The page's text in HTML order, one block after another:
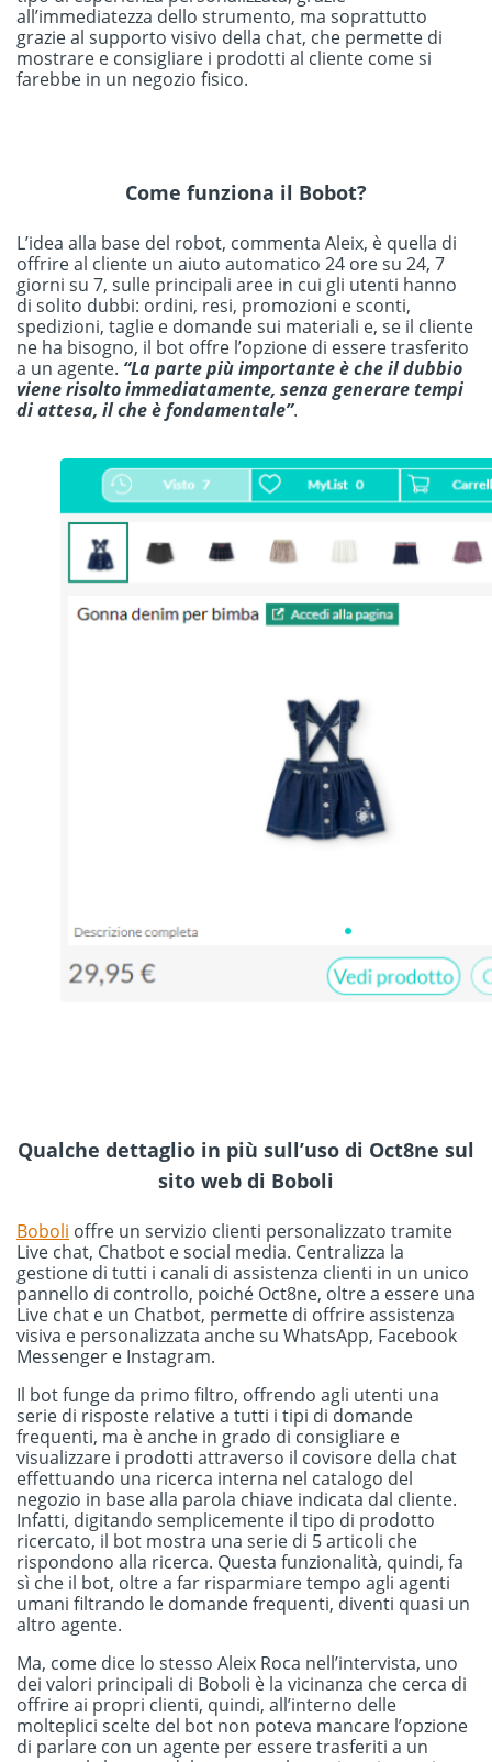
all’immediatezza dello strumento, ma soprattutto
grazie al supporto visivo della chat, che permette di
mostrare e consigliare i prodotti al cliente come si
farebbe in un negozio fisico.
Come funziona il Bobot?
L’idea alla base del robot, commenta Aleix, è quella di
offrire al cliente un aiuto automatico 24 ore su 24, 7
giorni su 7, sulle principali aree in cui gli utenti hanno
di solito dubbi: ordini, resi, promozioni e sconti,
spedizioni, taglie e domande sui materiali e, se il cliente
ne ha bisogno, il bot offre l’opzione di essere trasferito
a un agente. “La parte più importante è che il dubbio
viene risolto immediatamente, senza generare tempi
di attesa, il che è fondamentale”.
Qualche dettaglio in più sull’uso di Oct8ne sul
sito web di Boboli
Boboli offre un servizio clienti personalizzato tramite
Live chat, Chatbot e social media. Centralizza la
gestione di tutti i canali di assistenza clienti in un unico
pannello di controllo, poiché Oct8ne, oltre a essere una
Live chat e un Chatbot, permette di offrire assistenza
visiva e personalizzata anche su WhatsApp, Facebook
Messenger e Instagram.
Il bot funge da primo filtro, offrendo agli utenti una
serie di risposte relative a tutti i tipi di domande
frequenti, ma è anche in grado di consigliare e
visualizzare i prodotti attraverso il covisore della chat
effettuando una ricerca interna nel catalogo del
negozio in base alla parola chiave indicata dal cliente.
Infatti, digitando semplicemente il tipo di prodotto
ricercato, il bot mostra una serie di 5 articoli che
rispondono alla ricerca. Questa funzionalità, quindi, fa
sì che il bot, oltre a far risparmiare tempo agli agenti
umani filtrando le domande frequenti, diventi quasi un
altro agente.
Ma, come dice lo stesso Aleix Roca nell’intervista, uno
dei valori principali di Boboli è la vicinanza che cerca di
offrire ai propri clienti, quindi, all’interno delle
molteplici scelte del bot non poteva mancare l’opzione
di parlare con un agente per essere trasferiti a un